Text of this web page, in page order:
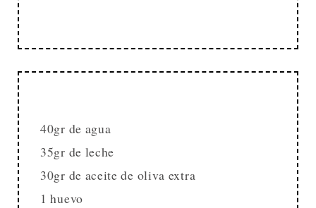
40gr de agua
35gr de leche
30gr de aceite de oliva extra
1 huevo